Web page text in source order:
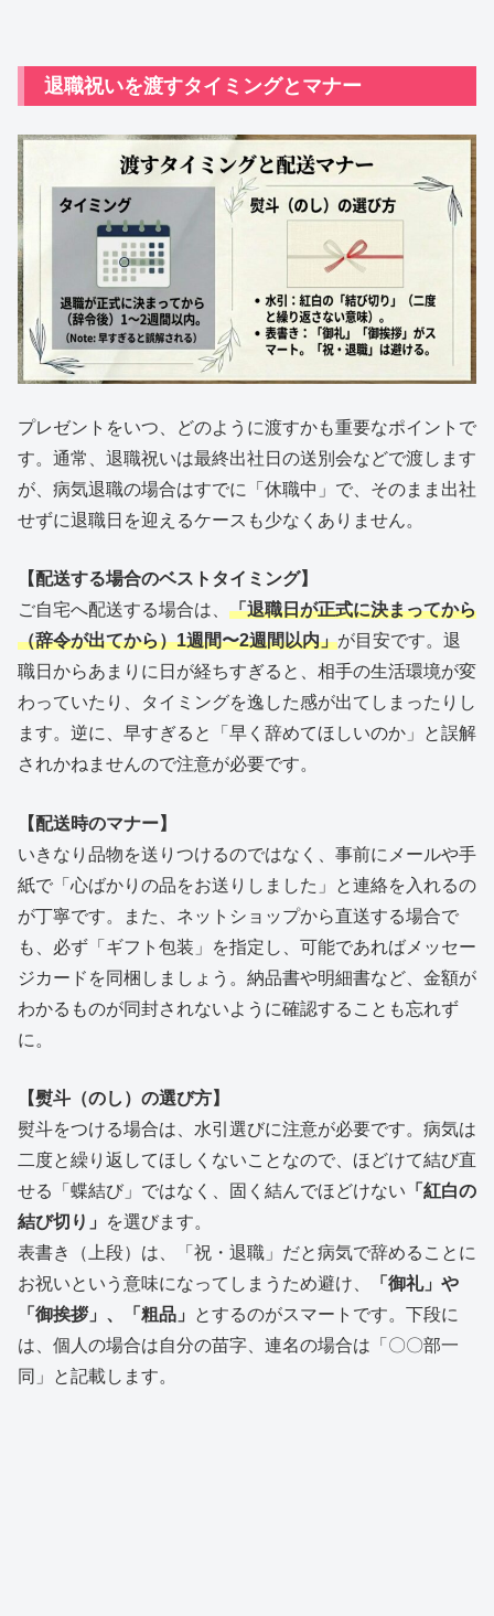
退職祝いを渡すタイミングとマナー
プレゼントをいつ、どのように渡すかも重要なポイントで
す。通常、退職祝いは最終出社日の送別会などで渡します
が、病気退職の場合はすでに「休職中」で、そのまま出社
せずに退職日を迎えるケースも少なくありません。
【配送する場合のベストタイミング】
ご自宅へ配送する場合は、 「退職日が正式に決まってから
（辞令が出てから）1週間〜2週間以内」が目安です。退
職日からあまりに日が経ちすぎると、相手の生活環境が変
わっていたり、タイミングを逸した感が出てしまったりし
ます。逆に、早すぎると「早く辞めてほしいのか」と誤解
されかねませんので注意が必要です。
【配送時のマナー】
いきなり品物を送りつけるのではなく、事前にメールや手
紙で「心ばかりの品をお送りしました」と連絡を入れるの
が丁寧です。また、ネットショップから直送する場合で
も、必ず「ギフト包装」を指定し、可能であればメッセー
ジカードを同梱しましょう。納品書や明細書など、金額が
わかるものが同封されないように確認することも忘れず
に。
【熨斗（のし）の選び方】
熨斗をつける場合は、水引選びに注意が必要です。病気は
二度と繰り返してほしくないことなので、ほどけて結び直
せる「蝶結び」ではなく、固く結んでほどけない 「紅白の
結び切り」
を選びます。
表書き（上段）は、「祝・退職」だと病気で辞めることに
お祝いという意味になってしまうため避け、
「御礼」や
「御挨拶」、「粗品」
とするのがスマートです。下段に
は、個人の場合は自分の苗字、連名の場合は「〇〇部一
同」と記載します。